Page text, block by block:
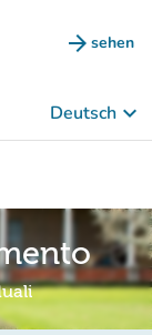
arrow_forward sehen
(new
Deutsch keyboard_arrow_down